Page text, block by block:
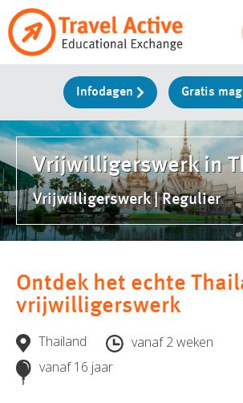
Ga
naar
Infodagen Gratis
Vrijwilligerswerk in
Vrijwilligerswerk | Regulier
Ontdek het echte
vrijwilligerswerk
Thailand
vanaf 2 weken
vanaf 16 jaar